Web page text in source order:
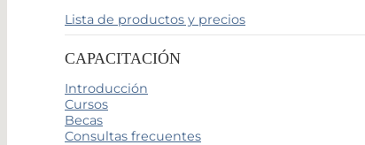
Lista de productos y precios
CAPACITACIÓN
Introducción
Cursos
Becas
Consultas frecuentes